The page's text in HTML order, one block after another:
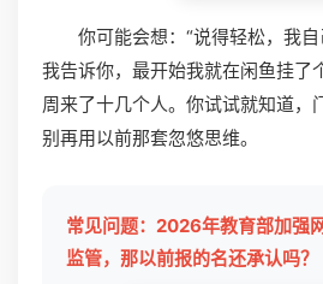
你可能会想：“说得轻松，我
我告诉你，最开始我就在闲鱼挂了
周来了十几个人。你试试就知道，
别再用以前那套忽悠思维。
常见问题：2026年教育部加强
监管，那以前报的名还承认吗？